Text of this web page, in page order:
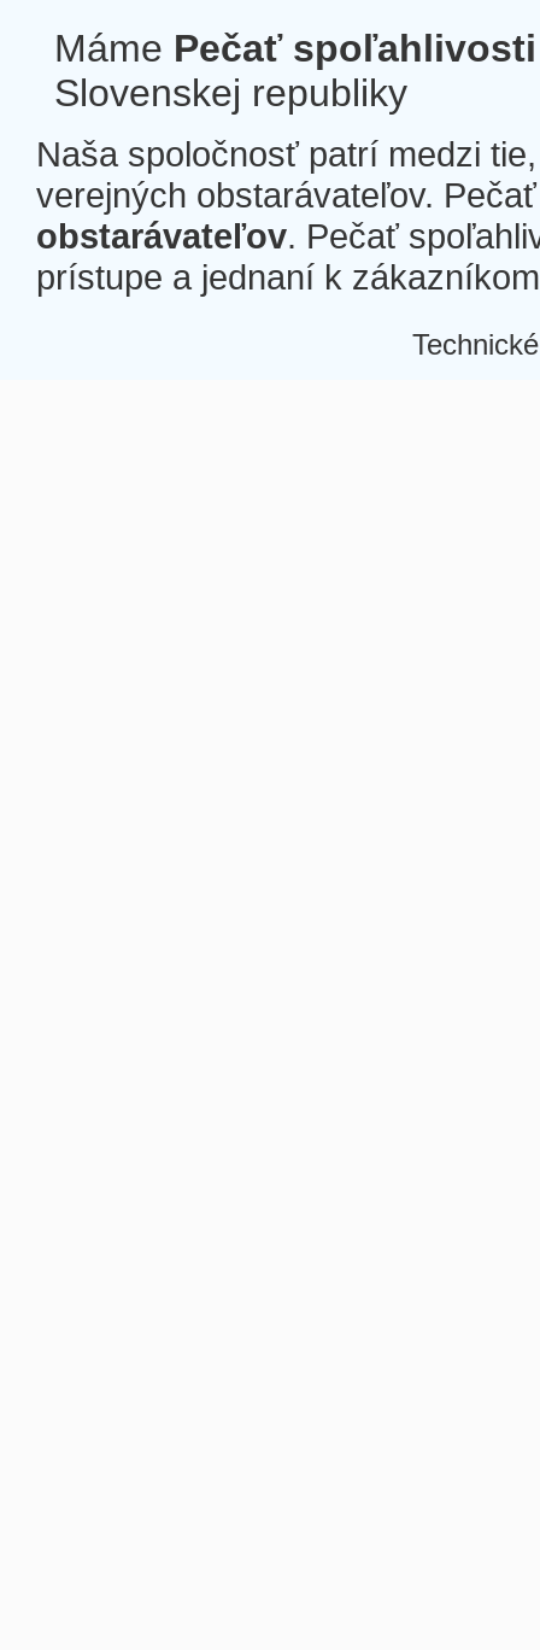
Máme Pečať spoľahlivosti
Slovenskej republiky
Naša spoločnosť patrí medzi
verejných obstarávateľov.
obstarávateľov. Pečať
prístupe a jednaní k